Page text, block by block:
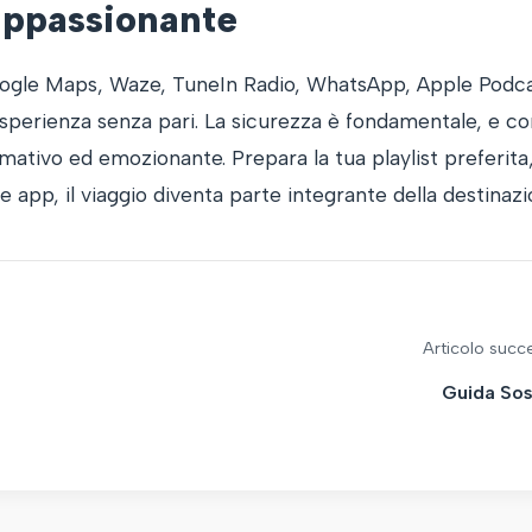
Maps, Waze, TuneIn Radio, WhatsApp, Apple
senza pari. La sicurezza è fondamentale, e
ed emozionante. Prepara la tua playlist
app, il viaggio diventa parte integrante della
Articolo
Guida